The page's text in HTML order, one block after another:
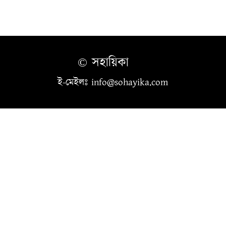
© সহায়িকা
ই-মেইলঃ info@sohayika.com